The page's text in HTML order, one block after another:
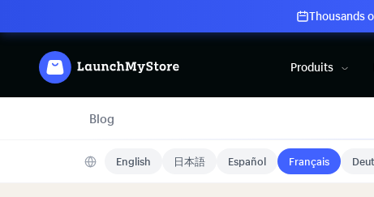
Thousands
Produits
Blog
English 日本語 Español Français